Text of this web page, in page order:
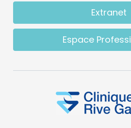
Extranet
Espace